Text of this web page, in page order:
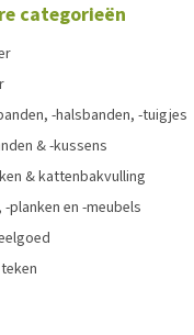
categorieën
-halsbanden, -tuigjes
& -kussens
& kattenbakvulling
planken en -meubels